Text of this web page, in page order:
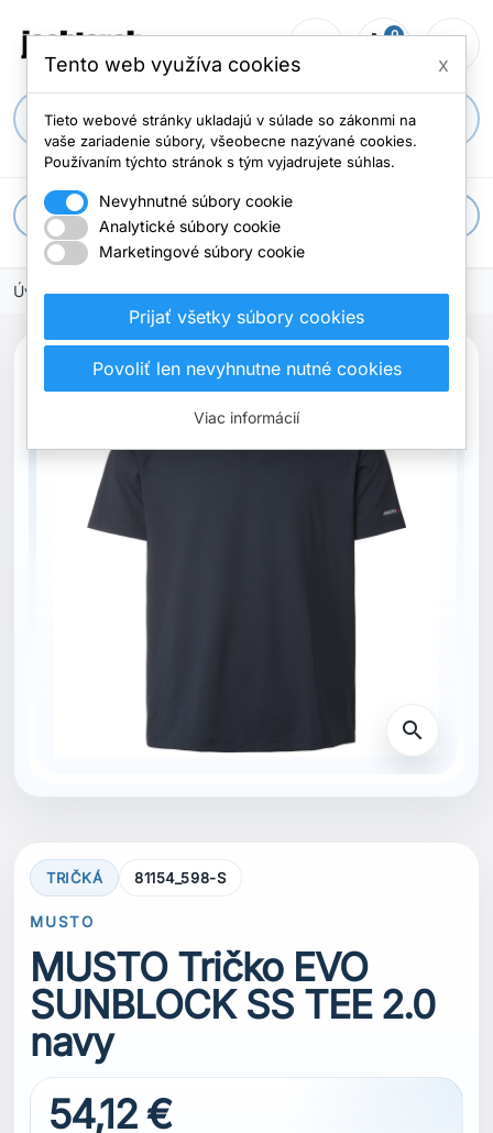
person_outline shopping_cart
0
Početmenu
apps Všetky kategórie
Úvodná stránka Oblečenie Tričká
search
TRIČKÁ 81154_598-S
MUSTO
MUSTO Tričko EVO
SUNBLOCK SS TEE 2.0
navy
54,12 €
Tento web využíva cookies x
Tieto webové stránky ukladajú v súlade so zákonmi na
vaše zariadenie súbory, všeobecne nazývané cookies.
Používaním týchto stránok s tým vyjadrujete súhlas.
Nevyhnutné súbory cookie
Analytické súbory cookie
Marketingové súbory cookie
Prijať všetky súbory cookies
Povoliť len nevyhnutne nutné cookies
Viac informácií